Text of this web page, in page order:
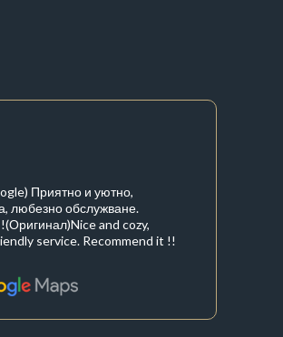
Приятно и уютно,
любезно обслужване.
and cozy,
service. Recommend it !!